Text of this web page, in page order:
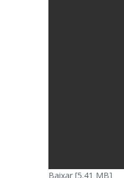
Baixar [5.41 MB]